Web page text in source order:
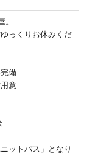
。
っくりお休みくだ
備
意
ットバス」となり